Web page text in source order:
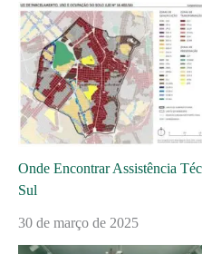
Onde Encontrar Assistência
Sul
30 de março de 2025